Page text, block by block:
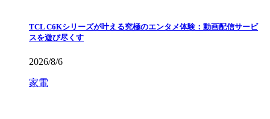
TCL C6Kシリーズが叶える究極のエンタメ体験：動画配信サービ
スを遊び尽くす
2026/8/6
家電